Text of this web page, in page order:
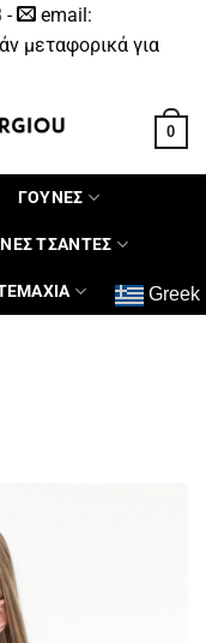
-
email:
μεταφορικά για
0
ΓΟΥΝΕΣ
ΤΣΑΝΤΕΣ
Greek